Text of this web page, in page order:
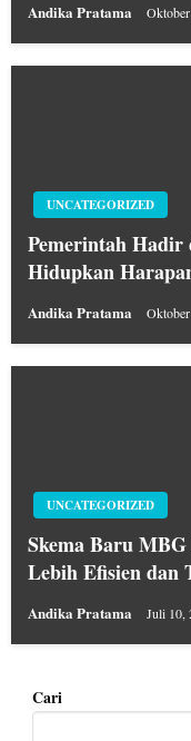
Andika Pratama
UNCATEGORIZED
Pemerintah Hadir
Hidupkan
Andika Pratama
UNCATEGORIZED
Skema Baru
Lebih Efisien dan
Andika Pratama Juli 10,
Cari